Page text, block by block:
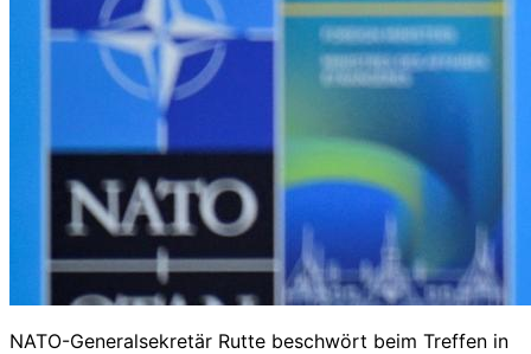
NATO-Generalsekretär Rutte beschwört beim Treffen in